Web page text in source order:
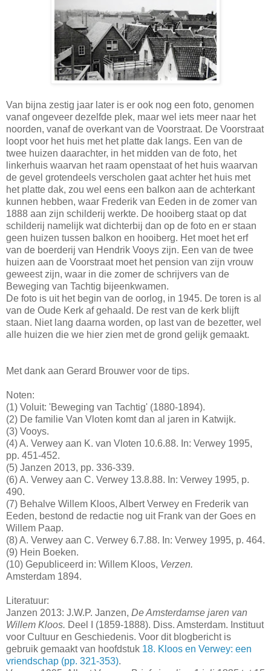
Van bijna zestig jaar later is er ook nog een foto, genomen
vanaf ongeveer dezelfde plek, maar wel iets meer naar het
noorden, vanaf de overkant van de Voorstraat. De Voorstraat
loopt voor het huis met het platte dak langs. Een van de
twee huizen daarachter, in het midden van de foto, het
linkerhuis waarvan het raam openstaat of het huis waarvan
de gevel grotendeels verscholen gaat achter het huis met
het platte dak, zou wel eens een balkon aan de achterkant
kunnen hebben, waar Frederik van Eeden in de zomer van
1888 aan zijn schilderij werkte. De hooiberg staat op dat
schilderij namelijk wat dichterbij dan op de foto en er staan
geen huizen tussen balkon en hooiberg. Het moet het erf
van de boerderij van Hendrik Vooys zijn. Een van de twee
huizen aan de Voorstraat moet het pension van zijn vrouw
geweest zijn, waar in die zomer de schrijvers van de
Beweging van Tachtig bijeenkwamen.
De foto is uit het begin van de oorlog, in 1945. De toren is al
van de Oude Kerk af gehaald. De rest van de kerk blijft
staan. Niet lang daarna worden, op last van de bezetter, wel
alle huizen die we hier zien met de grond gelijk gemaakt.
Met dank aan Gerard Brouwer voor de tips.
Noten:
(1) Voluit: 'Beweging van Tachtig' (1880-1894).
(2) De familie Van Vloten komt dan al jaren in Katwijk.
(3) Vooys.
(4) A. Verwey aan K. van Vloten 10.6.88. In: Verwey 1995,
pp. 451-452.
(5) Janzen 2013, pp. 336-339.
(6) A. Verwey aan C. Verwey 13.8.88. In: Verwey 1995, p.
490.
(7) Behalve Willem Kloos, Albert Verwey en Frederik van
Eeden, bestond de redactie nog uit Frank van der Goes en
Willem Paap.
(8) A. Verwey aan C. Verwey 6.7.88. In: Verwey 1995, p. 464.
(9) Hein Boeken.
(10) Gepubliceerd in: Willem Kloos, Verzen.
Amsterdam 1894.
Literatuur:
Janzen 2013: J.W.P. Janzen, De Amsterdamse jaren van
Willem Kloos. Deel I (1859-1888). Diss. Amsterdam. Instituut
voor Cultuur en Geschiedenis. Voor dit blogbericht is
gebruik gemaakt van hoofdstuk 18. Kloos en Verwey: een
vriendschap (pp. 321-353).